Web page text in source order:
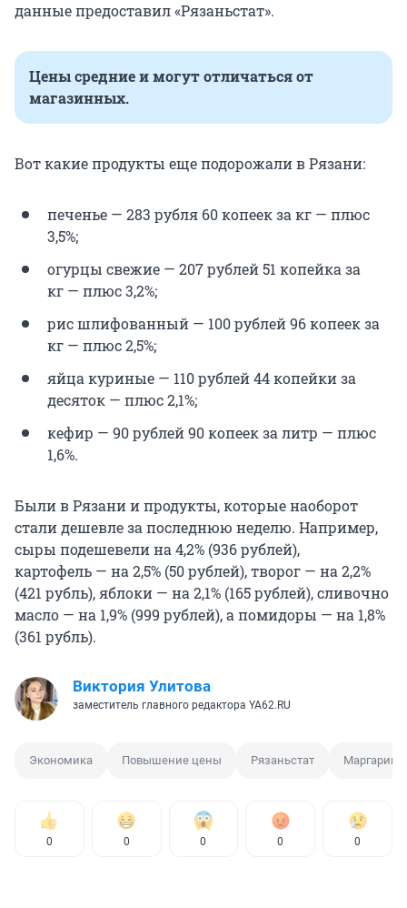
данные предоставил «Рязаньстат».
Цены средние и могут отличаться от
магазинных.
Вот какие продукты еще подорожали в Рязани:
печенье — 283 рубля 60 копеек за кг — плюс
3,5%;
огурцы свежие — 207 рублей 51 копейка за
кг — плюс 3,2%;
рис шлифованный — 100 рублей 96 копеек за
кг — плюс 2,5%;
яйца куриные — 110 рублей 44 копейки за
десяток — плюс 2,1%;
кефир — 90 рублей 90 копеек за литр — плюс
1,6%.
Были в Рязани и продукты, которые наоборот
стали дешевле за последнюю неделю. Например,
сыры подешевели на 4,2% (936 рублей),
картофель — на 2,5% (50 рублей), творог — на 2,2%
(421 рубль), яблоки — на 2,1% (165 рублей), сливочно
масло — на 1,9% (999 рублей), а помидоры — на 1,8%
(361 рубль).
Виктория Улитова
заместитель главного редактора YA62.RU
Экономика Повышение цены Рязаньстат Маргарин
0 0 0 0 0